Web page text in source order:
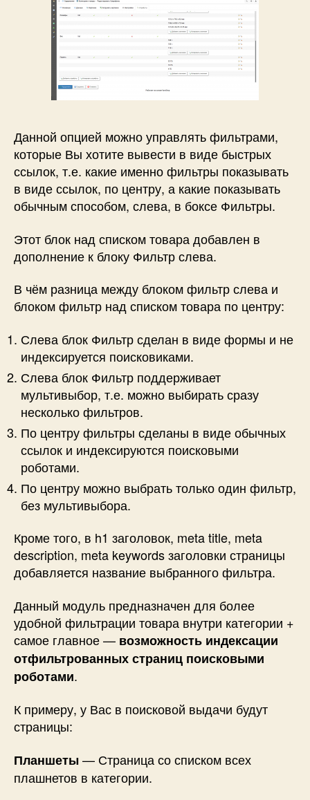
Данной опцией можно управлять фильтрами,
которые Вы хотите вывести в виде быстрых
ссылок, т.е. какие именно фильтры показывать
в виде ссылок, по центру, а какие показывать
обычным способом, слева, в боксе Фильтры.
Этот блок над списком товара добавлен в
дополнение к блоку Фильтр слева.
В чём разница между блоком фильтр слева и
блоком фильтр над списком товара по центру:
Слева блок Фильтр сделан в виде формы и не
индексируется поисковиками.
Слева блок Фильтр поддерживает
мультивыбор, т.е. можно выбирать сразу
несколько фильтров.
По центру фильтры сделаны в виде обычных
ссылок и индексируются поисковыми
роботами.
По центру можно выбрать только один фильтр,
без мультивыбора.
Кроме того, в h1 заголовок, meta title, meta
description, meta keywords заголовки страницы
добавляется название выбранного фильтра.
Данный модуль предназначен для более
удобной фильтрации товара внутри категории +
самое главное — возможность индексации
отфильтрованных страниц поисковыми
роботами.
К примеру, у Вас в поисковой выдачи будут
страницы:
Планшеты— Страница со списком всех
плашнетов в категории.